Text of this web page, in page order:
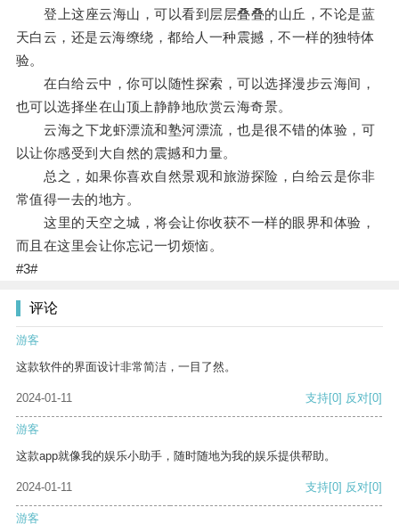
登上这座云海山，可以看到层层叠叠的山丘，不论是蓝
天白云，还是云海缭绕，都给人一种震撼，不一样的独特体
验。
在白给云中，你可以随性探索，可以选择漫步云海间，
也可以选择坐在山顶上静静地欣赏云海奇景。
云海之下龙虾漂流和塾河漂流，也是很不错的体验，可
以让你感受到大自然的震撼和力量。
总之，如果你喜欢自然景观和旅游探险，白给云是你非
常值得一去的地方。
这里的天空之城，将会让你收获不一样的眼界和体验，
而且在这里会让你忘记一切烦恼。
#3#
评论
游客
这款软件的界面设计非常简洁，一目了然。
2024-01-11 支持[0] 反对[0]
游客
这款app就像我的娱乐小助手，随时随地为我的娱乐提供帮助。
2024-01-11 支持[0] 反对[0]
游客